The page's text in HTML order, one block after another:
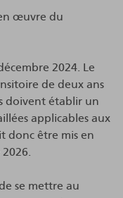
œuvre du
2024. Le
de deux ans
doivent établir un
applicables aux
donc être mis en
se mettre au